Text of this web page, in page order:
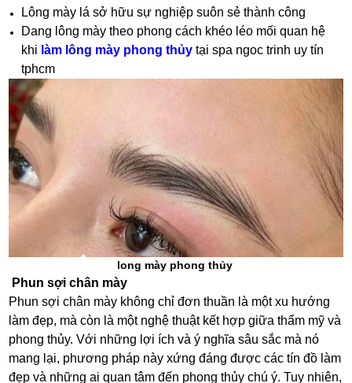
Lông mày lá sở hữu sự nghiệp suôn sẻ thành công
Dang lông mày theo phong cách khéo léo mối quan hệ
khi làm lông mày phong thủy tại spa ngoc trinh uy tín
tphcm
long mày phong thủy
Phun sợi chân mày
Phun sợi chân mày không chỉ đơn thuần là một xu hướng
làm đẹp, mà còn là một nghệ thuật kết hợp giữa thẩm mỹ và
phong thủy. Với những lợi ích và ý nghĩa sâu sắc mà nó
mang lại, phương pháp này xứng đáng được các tín đồ làm
đẹp và những ai quan tâm đến phong thủy chú ý. Tuy nhiên,